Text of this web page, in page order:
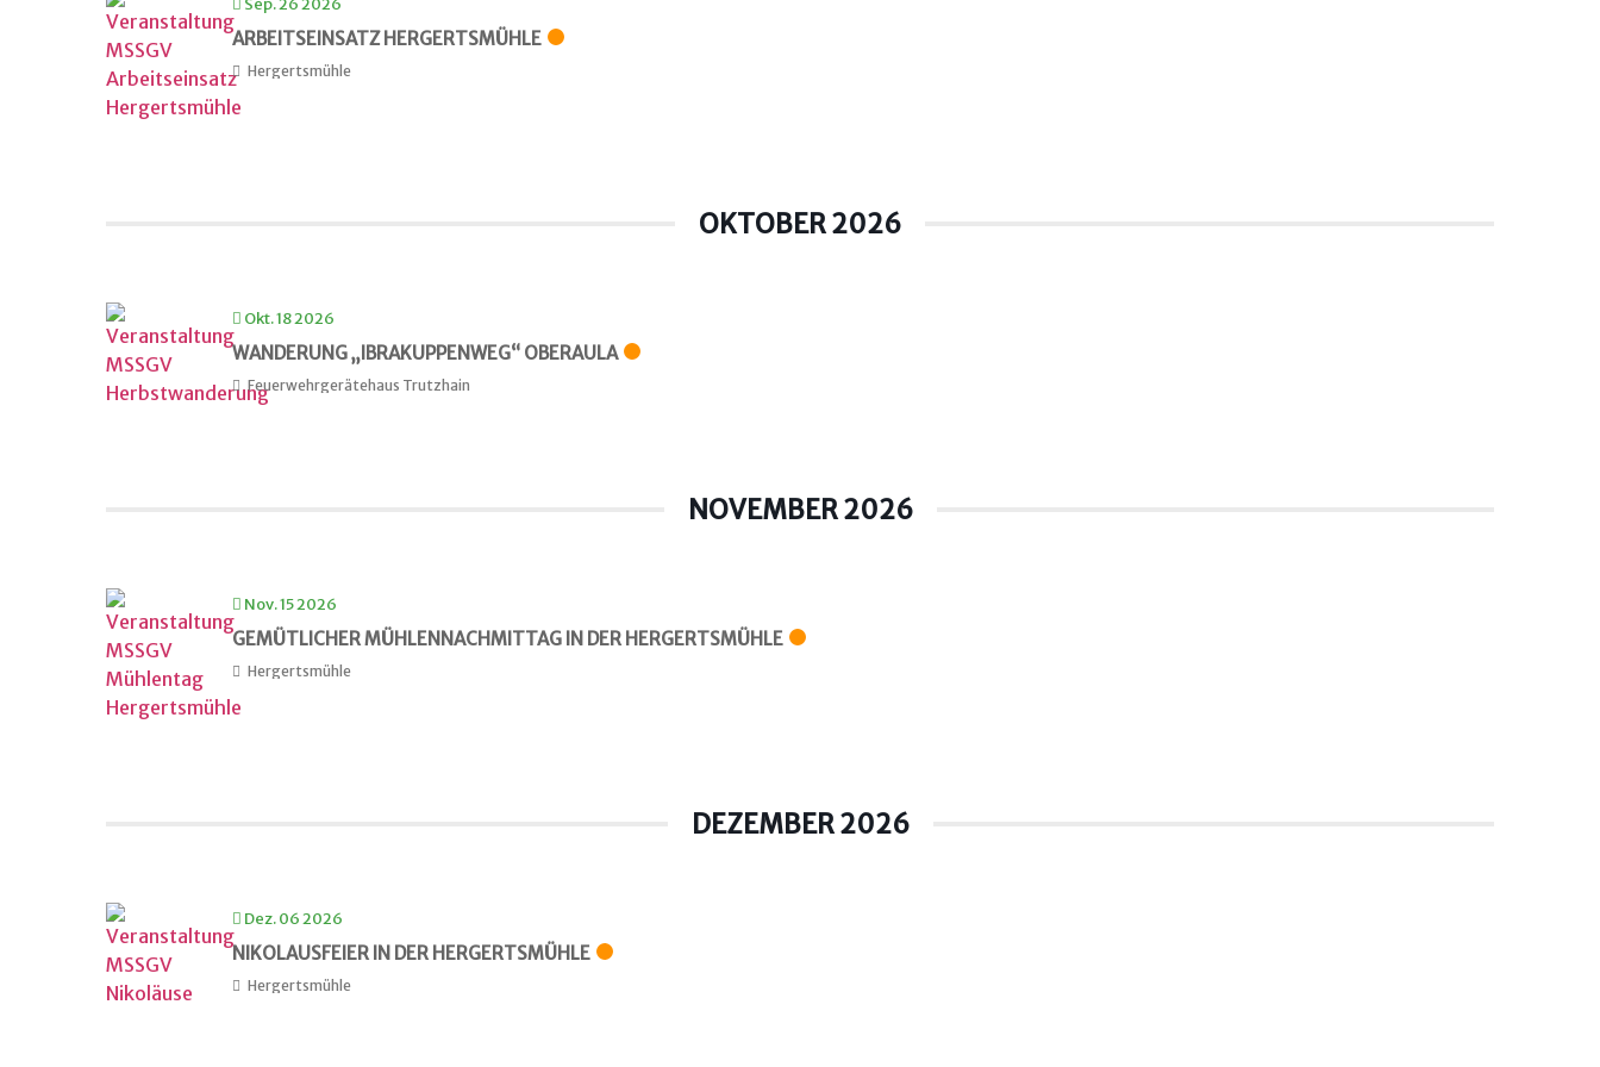
Sep. 26 2026
ARBEITSEINSATZ HERGERTSMÜHLE
Hergertsmühle
OKTOBER 2026
Okt. 18 2026
WANDERUNG „IBRAKUPPENWEG“ OBERAULA
Feuerwehrgerätehaus Trutzhain
NOVEMBER 2026
Nov. 15 2026
GEMÜTLICHER MÜHLENNACHMITTAG IN DER HERGERTSMÜHLE
Hergertsmühle
DEZEMBER 2026
Dez. 06 2026
NIKOLAUSFEIER IN DER HERGERTSMÜHLE
Hergertsmühle